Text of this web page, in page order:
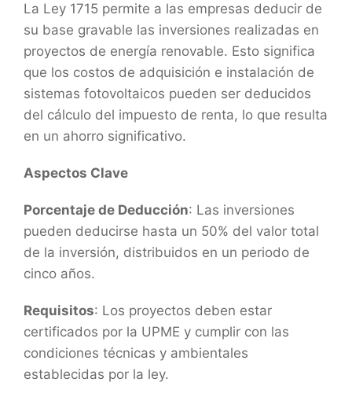
La Ley 1715 permite a las empresas deducir de
su base gravable las inversiones realizadas en
proyectos de energía renovable. Esto significa
que los costos de adquisición e instalación de
sistemas fotovoltaicos pueden ser deducidos
del cálculo del impuesto de renta, lo que resulta
en un ahorro significativo.
Aspectos Clave
Porcentaje de Deducción: Las inversiones
pueden deducirse hasta un 50% del valor total
de la inversión, distribuidos en un periodo de
cinco años.
Requisitos: Los proyectos deben estar
certificados por la UPME y cumplir con las
condiciones técnicas y ambientales
establecidas por la ley.